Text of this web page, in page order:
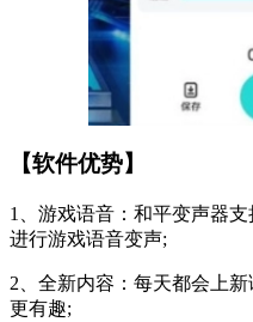
【软件优势】
1、游戏语音：和平变声器
进行游戏语音变声;
2、全新内容：每天都会上
更有趣;